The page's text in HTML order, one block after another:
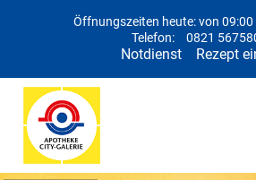
Öffnungszeiten heute: von 09:00
Telefon:
0821
Notdienst Rezept